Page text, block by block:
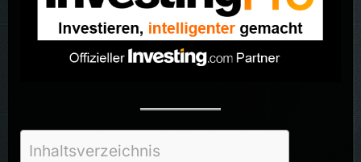
Inhaltsverzeichnis